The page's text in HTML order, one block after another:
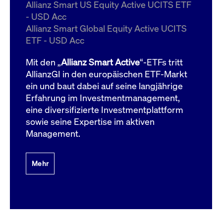
Allianz Smart US Equity Active UCITS ETF
- USD Acc
Allianz Smart Global Equity Active UCITS
ETF - USD Acc
Mit den „Allianz Smart Active“-ETFs tritt
AllianzGI in den europäischen ETF-Markt
ein und baut dabei auf seine langjährige
Erfahrung im Investmentmanagement,
eine diversifizierte Investmentplattform
sowie seine Expertise im aktiven
Management.
Mehr
ApplicationGatewayAffinityCORS
boerse.com
Domain
bis